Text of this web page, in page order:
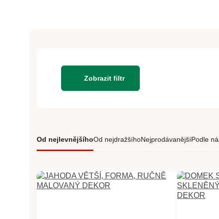
Zobrazit filtr
Od nejlevnějšíhoOd nejdražšíhoNejprodávanějšíPodle